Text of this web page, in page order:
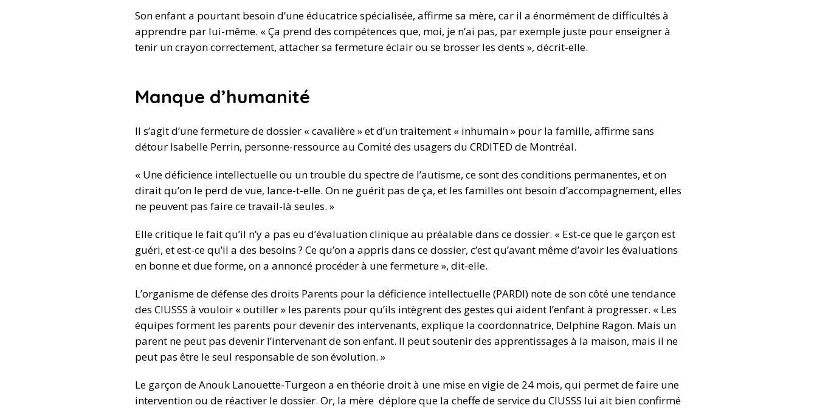
Son enfant a pourtant besoin d’une éducatrice spécialisée, affirme sa mère, car il a énormément de difficultés à
apprendre par lui-même. « Ça prend des compétences que, moi, je n’ai pas, par exemple juste pour enseigner à
tenir un crayon correctement, attacher sa fermeture éclair ou se brosser les dents », décrit-elle.
Manque d’humanité
Il s’agit d’une fermeture de dossier « cavalière » et d’un traitement « inhumain » pour la famille, affirme sans
détour Isabelle Perrin, personne-ressource au Comité des usagers du CRDITED de Montréal.
« Une déficience intellectuelle ou un trouble du spectre de l’autisme, ce sont des conditions permanentes, et on
dirait qu’on le perd de vue, lance-t-elle. On ne guérit pas de ça, et les familles ont besoin d’accompagnement, elles
ne peuvent pas faire ce travail-là seules. »
Elle critique le fait qu’il n’y a pas eu d’évaluation clinique au préalable dans ce dossier. « Est-ce que le garçon est
guéri, et est-ce qu’il a des besoins ? Ce qu’on a appris dans ce dossier, c’est qu’avant même d’avoir les évaluations
en bonne et due forme, on a annoncé procéder à une fermeture », dit-elle.
L’organisme de défense des droits Parents pour la déficience intellectuelle (PARDI) note de son côté une tendance
des CIUSSS à vouloir « outiller » les parents pour qu’ils intègrent des gestes qui aident l’enfant à progresser. « Les
équipes forment les parents pour devenir des intervenants, explique la coordonnatrice, Delphine Ragon. Mais un
parent ne peut pas devenir l’intervenant de son enfant. Il peut soutenir des apprentissages à la maison, mais il ne
peut pas être le seul responsable de son évolution. »
Le garçon de Anouk Lanouette-Turgeon a en théorie droit à une mise en vigie de 24 mois, qui permet de faire une
intervention ou de réactiver le dossier. Or, la mère déplore que la cheffe de service du CIUSSS lui ait bien confirmé